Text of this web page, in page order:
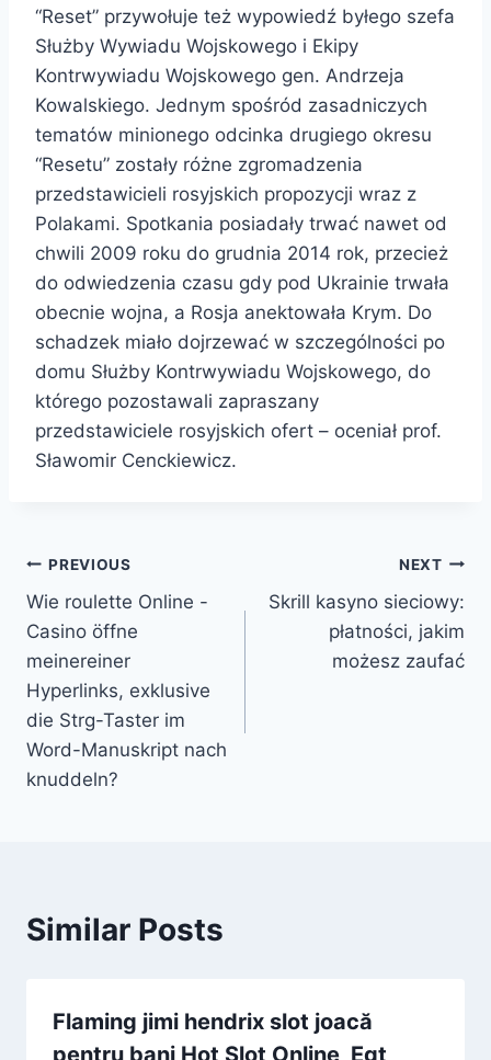
“Reset” przywołuje też wypowiedź byłego szefa
Służby Wywiadu Wojskowego i Ekipy
Kontrwywiadu Wojskowego gen. Andrzeja
Kowalskiego. Jednym spośród zasadniczych
tematów minionego odcinka drugiego okresu
“Resetu” zostały różne zgromadzenia
przedstawicieli rosyjskich propozycji wraz z
Polakami. Spotkania posiadały trwać nawet od
chwili 2009 roku do grudnia 2014 rok, przecież
do odwiedzenia czasu gdy pod Ukrainie trwała
obecnie wojna, a Rosja anektowała Krym. Do
schadzek miało dojrzewać w szczególności po
domu Służby Kontrwywiadu Wojskowego, do
którego pozostawali zapraszany
przedstawiciele rosyjskich ofert – oceniał prof.
Sławomir Cenckiewicz.
PREVIOUS
Wie roulette Online -
Casino öffne
meinereiner
Hyperlinks, exklusive
die Strg-Taster im
Word-Manuskript nach
knuddeln?
NEXT
Skrill kasyno sieciowy:
płatności, jakim
możesz zaufać
Similar Posts
Flaming jimi hendrix slot joacă